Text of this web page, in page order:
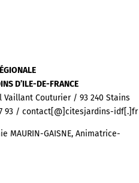
D’ILE-DE-FRANCE
Vaillant Couturier / 93 240 Stains
93 / contact[@]citesjardins-idf[.]fr
MAURIN-GAISNE, Animatrice-